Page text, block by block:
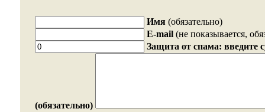
Имя (обязательно)
E-mail (не показывается,
Защита от спама: введите
(обязательно)